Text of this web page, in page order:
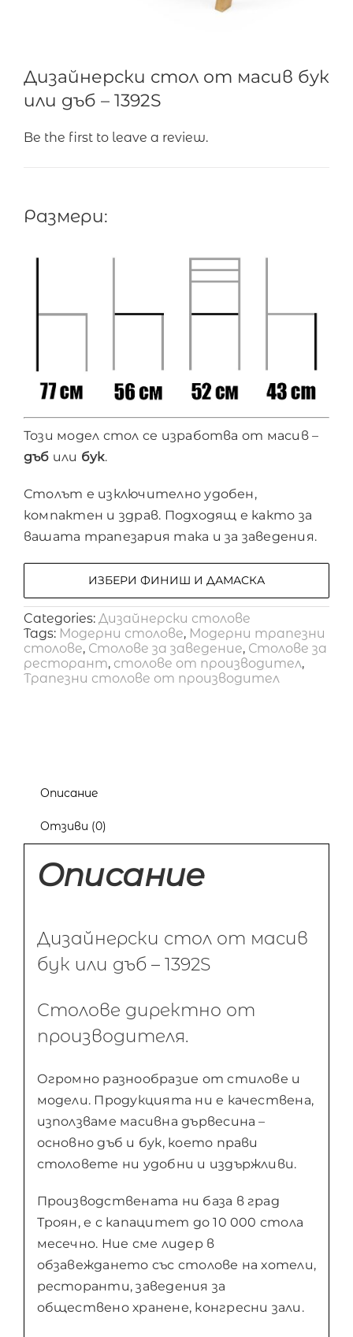
Дизайнерски стол от масив бук
или дъб – 1392S
Be the first to leave a review.
Размери:
Този модел стол се изработва от масив –
дъб или бук.
Столът е изключително удобен,
компактен и здрав. Подходящ е както за
вашата трапезария така и за заведения.
ИЗБЕРИ ФИНИШ И ДАМАСКА
Categories: Дизайнерски столове
Tags: Модерни столове, Модерни трапезни
столове, Столове за заведение, Столове за
ресторант, столове от производител,
Трапезни столове от производител
Описание
Отзиви (0)
Описание
Дизайнерски стол от масив
бук или дъб – 1392S
Столове директно от
производителя.
Огромно разнообразие от стилове и
модели. Продукцията ни е качествена,
използваме масивна дървесина –
основно дъб и бук, което прави
столовете ни удобни и издържливи.
Производствената ни база в град
Троян, е с капацитет до 10 000 стола
месечно. Ние сме лидер в
обзавеждането със столове на хотели,
ресторанти, заведения за
обществено хранене, конгресни зали.